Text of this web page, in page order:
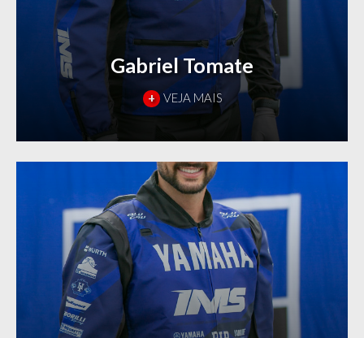
Gabriel Tomate
+ VEJA MAIS